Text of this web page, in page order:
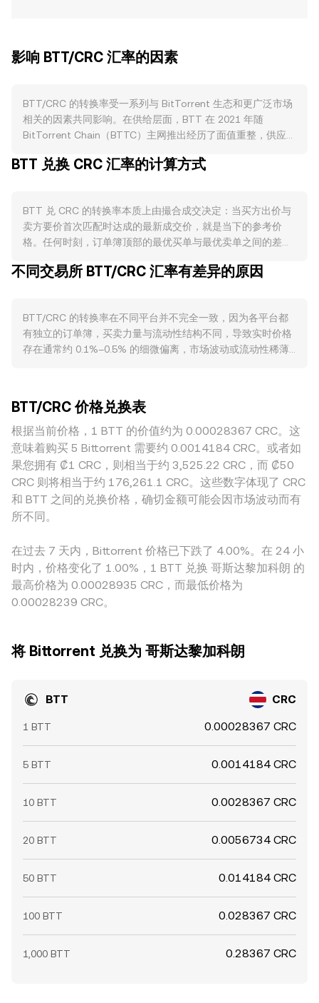
影响 BTT/CRC 汇率的因素
BTT/CRC 的转换率受一系列与 BitTorrent 生态和更广泛市场
相关的因素共同影响。在供给层面，BTT 在 2021 年随
BitTorrent Chain（BTTC）主网推出经历了面值重整，供应按
特币类似的“减半”并不存在，因而没有周期性收缩供给的安
生从交易所大规模解锁或代币迁移，也可能短期增加可售压
力。目前 BTT 并无固定销毁规则，但若生态应用引入手续费
销毁或长期地址沉淀，同样会影响流通供给。需求层面，
System）存储与检索使用、以及 BTTC 跨链与 Gas 费用支付
缓，需求可能减弱。宏观方面，BTT 与比特币整体方向高度相
关，风险偏好变化常在短期内主导走势；同时，CRC 的强弱、
哥斯达黎加利率与通胀环境、以及美元流动性都会折射到法币
跨境合规收紧、或交易平台上架与下架变动，都可能引发转换
率的快速再定价。技术性因素方面，若 BTT 在部分平台有永
续合约，资金费率的正负与幅度会传导至现货；大型期货到
期、季度结算点位、以及链上与交易所之间的“鲸鱼”资金进出
与挂单结构变化，常在短周期内放大波动并影响 BTT/CRC 的
即时报价。
BTT 兑换 CRC 汇率的计算方式
BTT 兑 CRC 的转换率本质上由撮合成交决定：当买方出价与
卖方要价首次匹配时达成的最新成交价，就是当下的参考价
格。任何时刻，订单簿顶部的最优买单与最优卖单之间的差距
个平台，数据聚合方常以成交量加权平均价来衡量整体水平，
公式为：CRC 数值 = BTT 数量 × 转换率；反过来，BTT 数量
= CRC 数值 ÷ 转换率。除中心化撮合外，BTT 在 TRON 等链
上亦有去中心化流动性池，若流动性显著，自动做市商遵循 x
量 x；当大额换币改变池子配比时，滑点会使即时价格与撮合
市场出现差异。综合来看，订单簿最新成交、买卖盘深度与价
差、跨平台的 VWAP，以及部分 DEX 的 AMM 定价机制，共
同构成 BTT/CRC 转换率的形成过程。
不同交易所 BTT/CRC 汇率有差异的原因
BTT/CRC 的转换率在不同平台并不完全一致，因为各平台都
有独立的订单簿，买卖力量与流动性结构不同，导致实时价格
存在通常约 0.1%–0.5% 的细微偏离，市场波动或流动性稀薄
易，还会叠加本地法币端的报价与结算差异，以及支付渠道成
本，形成地域性溢价或折价；若某些地区对 TRON 生态资产或
法币出入金有监管限制，也会在局部市场形成结构性价差。此
外，许多平台的 BTT/CRC 报价并非直接撮合，而是通过
BTT/USDT 与 USDT/CRC 的路径间接定价，USDT 对 CRC 的
轻微溢折价会传导进最终报价，从而造成平台间差别。跨平台
的套利参与者会买低卖高，促使价格收敛，但受限于手续费、
提现与入金时间、区块确认与合规审查等摩擦，套利并非瞬
换率仍可能存在可观察的差异。
BTT/CRC 价格兑换表
根据当前价格，1 BTT 的价值约为 0.00028367 CRC。这
意味着购买 5 Bittorrent 需要约 0.0014184 CRC。或者如
果您拥有 ₡1 CRC，则相当于约 3,525.22 CRC，而 ₡50
CRC 则将相当于约 176,261.1 CRC。这些数字体现了 CRC
和 BTT 之间的兑换价格，确切金额可能会因市场波动而有
所不同。
在过去 7 天内，Bittorrent 价格已下跌了 4.00%。在 24 小
时内，价格变化了 1.00%，1 BTT 兑换 哥斯达黎加科朗 的
最高价格为 0.00028935 CRC，而最低价格为
0.00028239 CRC。
将 Bittorrent 兑换为 哥斯达黎加科朗
BTT CRC
1 BTT 0.00028367 CRC
5 BTT 0.0014184 CRC
10 BTT 0.0028367 CRC
20 BTT 0.0056734 CRC
50 BTT 0.014184 CRC
100 BTT 0.028367 CRC
1,000 BTT 0.28367 CRC